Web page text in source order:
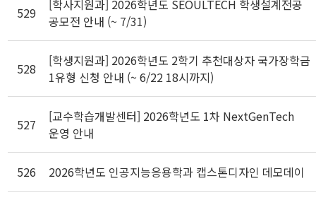
529
[학사지원과] 2026학년도 SEOULTECH 학생설계전공
공모전 안내 (~ 7/31)
528
[학생지원과] 2026학년도 2학기 추천대상자 국가장학금
1유형 신청 안내 (~ 6/22 18시까지)
527
[교수학습개발센터] 2026학년도 1차 NextGenTech
운영 안내
526 2026학년도 인공지능응용학과 캡스톤디자인 데모데이